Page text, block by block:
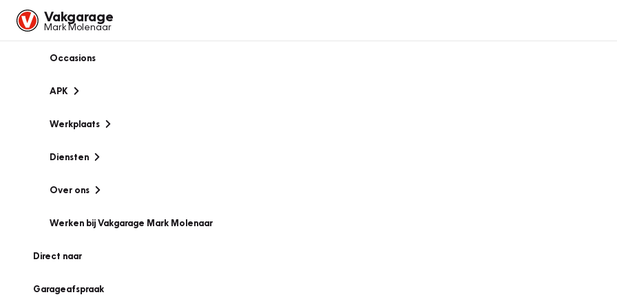
Vakgarage
Mark Molenaar
Occasions
APK
Werkplaats
Diensten
Over ons
Werken bij Vakgarage Mark Molenaar
Direct naar
Garageafspraak